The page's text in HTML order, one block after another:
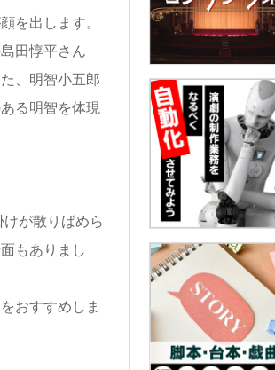
を出します。
田惇平さん
、明智小五郎
る明智を体現
が散りばめら
もありまし
おすすめしま